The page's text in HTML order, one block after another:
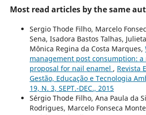
Most read articles by the same
Sergio Thode Filho, Marcelo
Sena, Isadora Bastos Talhas,
Mônica Regina da Costa Marques,
management post consumption: a
proposal for nail enamel , Revista
Gestão, Educação e Tecnologia
19, N. 3, SEPT.-DEC., 2015
Sérgio Thode Filho, Ana Paula da
Rodrigues, Marcelo Fonseca